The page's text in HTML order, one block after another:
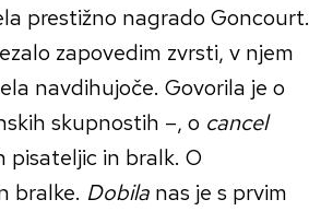
prestižno nagrado Goncourt.
zapovedim zvrsti, v njem
navdihujoče. Govorila je o
skupnostih –, o cancel
pisateljic in bralk. O
bralke. Dobila nas je s prvim